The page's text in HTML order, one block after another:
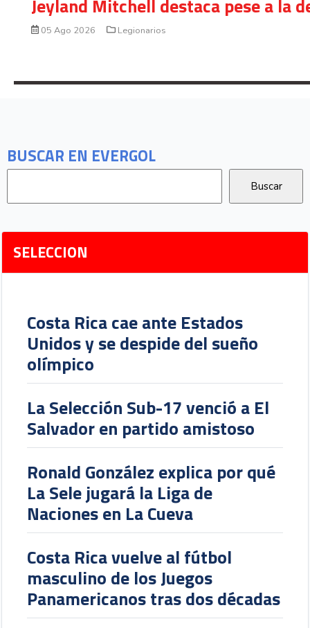
BUSCAR EN EVERGOL
SELECCION
Costa Rica cae ante Estados
Unidos y se despide del sueño
olímpico
La Selección Sub-17 venció a El
Salvador en partido amistoso
Ronald González explica por qué
La Sele jugará la Liga de
Naciones en La Cueva
Costa Rica vuelve al fútbol
masculino de los Juegos
Panamericanos tras dos décadas
Jeyland Mitchell destaca pese a la
05 Ago 2026 Legionarios